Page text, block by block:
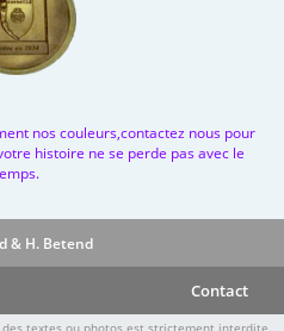
nos couleurs,contactez nous pour
histoire ne se perde pas avec le
& H. Betend
Contact
textes ou photos est strictement interdite.